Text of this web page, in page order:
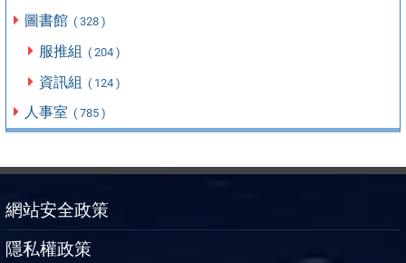
圖書館 ( 328 )
服推組 ( 204 )
資訊組 ( 124 )
人事室 ( 785 )
網站安全政策
隱私權政策